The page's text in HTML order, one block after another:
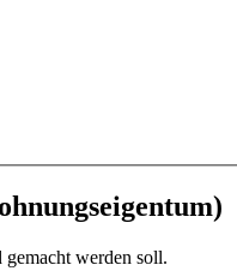
gemacht werden soll.